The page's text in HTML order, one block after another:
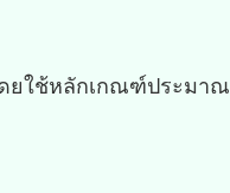
ยใช้หลักเกณฑ์ประมาณ